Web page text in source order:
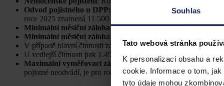
Souhlas
Tato webová stránka
K personalizaci obsahu a
cookie. Informace o tom,
tyto údaje mohou
Odvod pojistného u DPP: Limit pro odvod sociálního a
roce 2025 znamená 11.500 Kč.
Minimální měsíční záloha OSVČ na zdravotní pojištění:V
Minimální měsíční záloha OSVČ na pojistné na sociální
V případě hlavní činnosti záloha pro rok 2025 činí 4.759 Kč.
U vedlejší činnosti pak 1.496 Kč.
Maximální vyměřovací základ pojistného na sociální
pojistné neodvádí, je pro rok 2025 ve výši 2.234.736 Kč.